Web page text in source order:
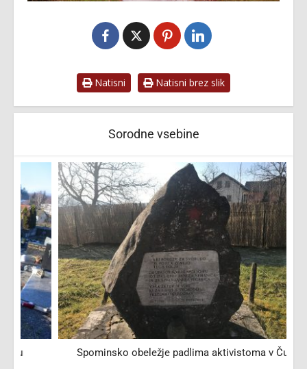
Natisni Natisni brez slik
Sorodne vsebine
Spominsko obeležje padlima aktivistoma v Čurilih